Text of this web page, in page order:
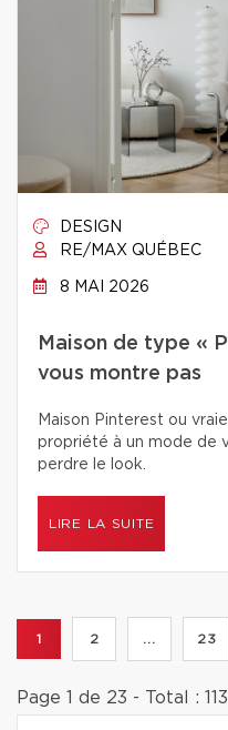
DESIGN
RE/MAX QUÉBEC
8 MAI 2026
Maison de type «
vous montre pas
Maison Pinterest ou
propriété à un mode de
perdre le look.
LIRE LA SUITE
1 2 ... 23
Page 1 de 23 - Total :